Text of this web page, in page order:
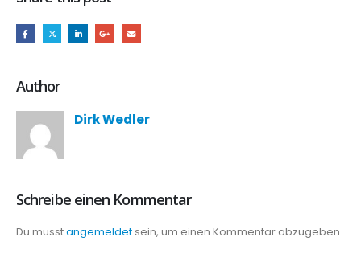
Author
Dirk Wedler
Schreibe einen Kommentar
Du musstangemeldet sein, um einen Kommentar abzugeben.